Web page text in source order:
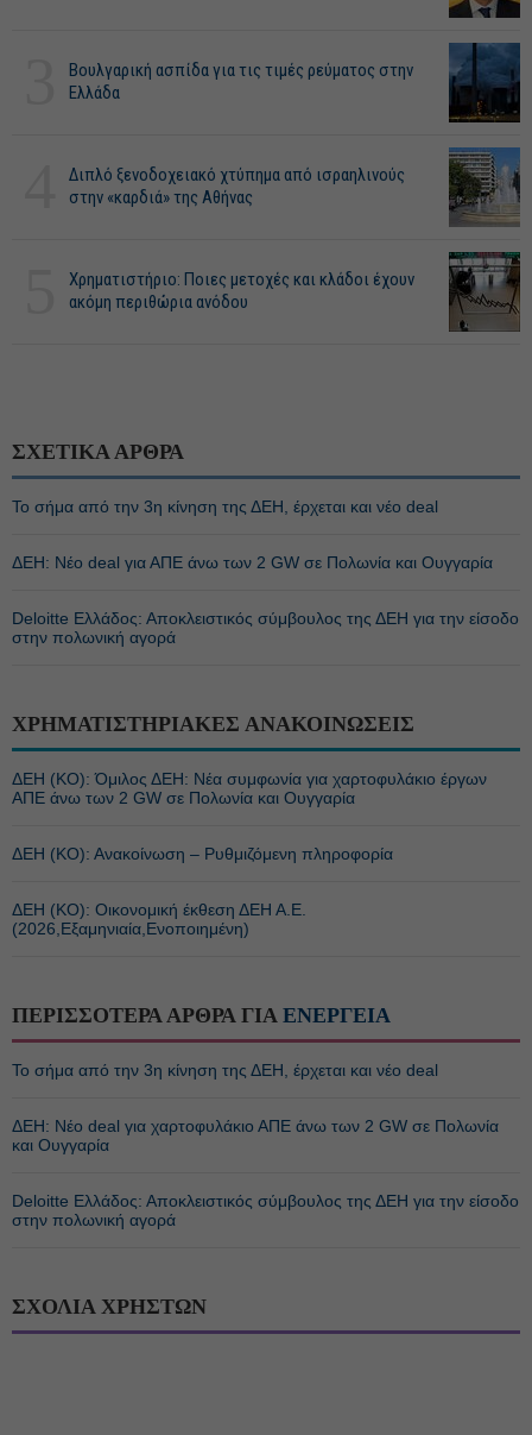
Βουλγαρική ασπίδα για τις τιμές ρεύματος στην
Ελλάδα
Διπλό ξενοδοχειακό χτύπημα από ισραηλινούς
στην «καρδιά» της Αθήνας
Χρηματιστήριο: Ποιες μετοχές και κλάδοι έχουν
ακόμη περιθώρια ανόδου
ΣΧΕΤΙΚΑ ΑΡΘΡΑ
Το σήμα από την 3η κίνηση της ΔΕΗ, έρχεται και νέο deal
ΔΕΗ: Νέο deal για ΑΠΕ άνω των 2 GW σε Πολωνία και Ουγγαρία
Deloitte Ελλάδος: Αποκλειστικός σύμβουλος της ΔΕΗ για την είσοδο
στην πολωνική αγορά
ΧΡΗΜΑΤΙΣΤΗΡΙΑΚΕΣ ΑΝΑΚΟΙΝΩΣΕΙΣ
ΔΕΗ (ΚΟ): Όμιλος ΔΕΗ: Νέα συμφωνία για χαρτοφυλάκιο έργων
ΑΠΕ άνω των 2 GW σε Πολωνία και Ουγγαρία
ΔΕΗ (ΚΟ): Ανακοίνωση – Ρυθμιζόμενη πληροφορία
ΔΕΗ (ΚΟ): Οικονομική έκθεση ΔΕΗ Α.Ε.
(2026,Εξαμηνιαία,Ενοποιημένη)
ΠΕΡΙΣΣΟΤΕΡΑ ΑΡΘΡΑ ΓΙΑ ΕΝΕΡΓΕΙΑ
Το σήμα από την 3η κίνηση της ΔΕΗ, έρχεται και νέο deal
ΔΕΗ: Νέο deal για χαρτοφυλάκιο ΑΠΕ άνω των 2 GW σε Πολωνία
και Ουγγαρία
Deloitte Ελλάδος: Αποκλειστικός σύμβουλος της ΔΕΗ για την είσοδο
στην πολωνική αγορά
ΣΧΟΛΙΑ ΧΡΗΣΤΩΝ